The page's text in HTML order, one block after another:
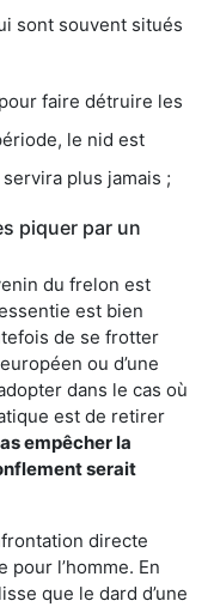
sont souvent situés
faire détruire les
le nid est
plus jamais ;
piquer par un
du frelon est
est bien
de se frotter
ou d’une
dans le cas où
est de retirer
empêcher la
serait
directe
l’homme. En
que le dard d’une